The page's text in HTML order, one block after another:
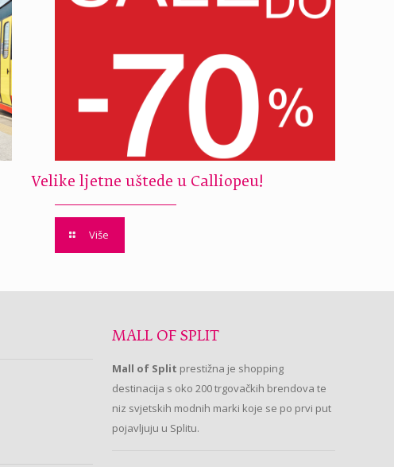
Velike ljetne uštede u Calliopeu!
Više
MALL OF SPLIT
Mall of Split prestižna je shopping
destinacija s oko 200 trgovačkih brendova te
niz svjetskih modnih marki koje se po prvi put
pojavljuju u Splitu.